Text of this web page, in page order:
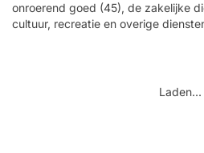
onroerend goed (45), de zakelijke
cultuur, recreatie en overige
Laden...